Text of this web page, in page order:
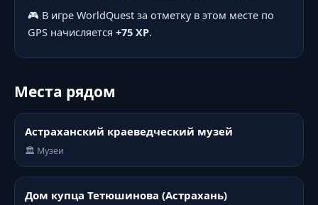
🎮 В игре WorldQuest за отметку в этом месте по
GPS начисляется +75 XP.
Места рядом
Астраханский краеведческий музей
🏛️ Музеи
Дом купца Тетюшинова (Астрахань)